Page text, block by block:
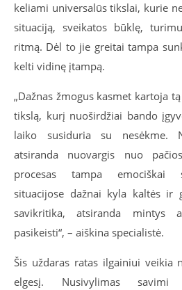
keliami universalūs tikslai, kurie
situaciją, sveikatos būklę,
ritmą. Dėl to jie greitai tampa
kelti vidinę įtampą.
„Dažnas žmogus kasmet kartoja
tikslą, kurį nuoširdžiai bando
laiko susiduria su nesėkme.
atsiranda nuovargis nuo
procesas tampa emociškai
situacijose dažnai kyla kaltės ir
savikritika, atsiranda mintys
pasikeisti“, – aiškina specialistė.
Šis uždaras ratas ilgainiui
elgesį. Nusivylimas savimi